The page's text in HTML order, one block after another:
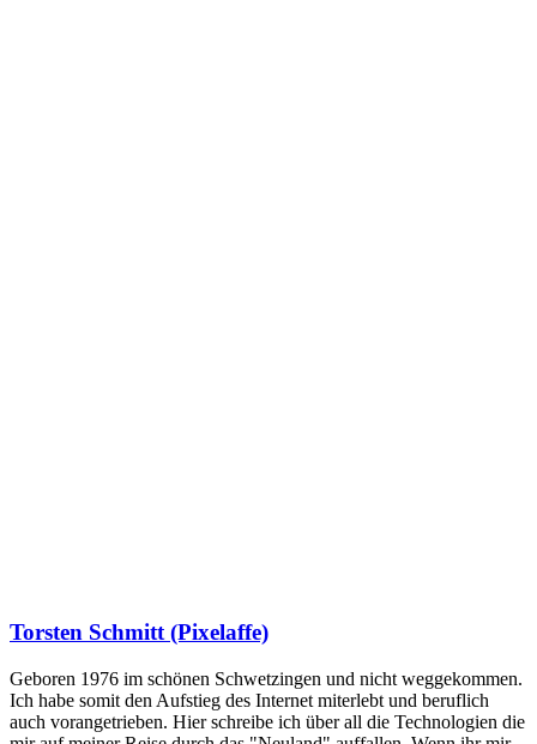
Torsten Schmitt (Pixelaffe)
Geboren 1976 im schönen Schwetzingen und nicht weggekommen.
Ich habe somit den Aufstieg des Internet miterlebt und beruflich
auch vorangetrieben. Hier schreibe ich über all die Technologien die